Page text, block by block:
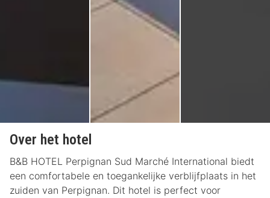
Over het hotel
B&B HOTEL Perpignan Sud Marché International biedt
een comfortabele en toegankelijke verblijfplaats in het
zuiden van Perpignan. Dit hotel is perfect voor